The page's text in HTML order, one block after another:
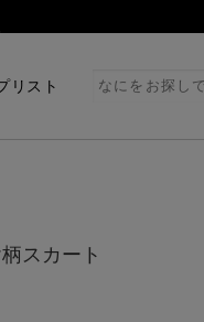
リスト
スカート